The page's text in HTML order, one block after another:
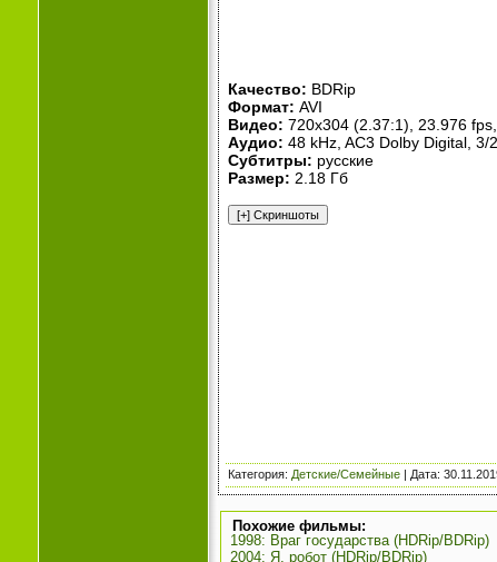
Качество: BDRip
Формат: AVI
Видео: 720x304 (2.37:1), 23.976
Аудио: 48 kHz, AC3 Dolby Digital,
Субтитры: русские
Размер: 2.18 Гб
Категория: Детские/Семейные | Дата:
Похожие фильмы:
1998: Враг государства (HDRip/BDRip)
2004: Я, робот (HDRip/BDRip)